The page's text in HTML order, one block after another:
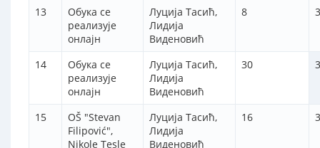
13
Обука се
реализује
онлајн
Луција Тасић,
Лидија
Виденовић
8
14
Обука се
реализује
онлајн
Луција Тасић,
Лидија
Виденовић
30
15
OŠ "Stevan
Filipović",
Nikole Tesle
Луција Тасић,
Лидија
Виденовић
16